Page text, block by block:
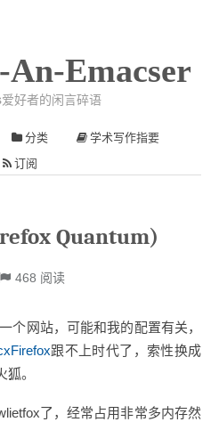
Emacser
好者的闲言碎语
分类 学术写作指要
订阅
Quantum)
468 阅读
个网站，可能和我的配置有关，
跟不上时代了，索性换成
。
了，经常占用非常多内存然